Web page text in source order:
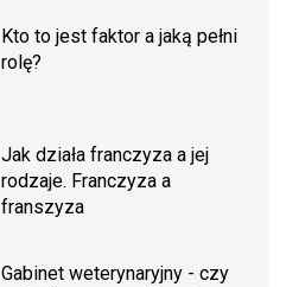
Kto to jest faktor a jaką pełni
rolę?
Jak działa franczyza a jej
rodzaje. Franczyza a
franszyza
Gabinet weterynaryjny - czy